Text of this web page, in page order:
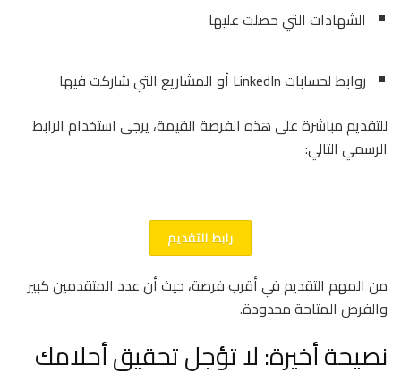
الشهادات التي حصلت عليها
روابط لحسابات LinkedIn أو المشاريع التي شاركت فيها
للتقديم مباشرة على هذه الفرصة القيمة، يرجى استخدام الرابط
الرسمي التالي:
رابط التقديم
من المهم التقديم في أقرب فرصة، حيث أن عدد المتقدمين كبير
والفرص المتاحة محدودة.
نصيحة أخيرة: لا تؤجل تحقيق أحلامك